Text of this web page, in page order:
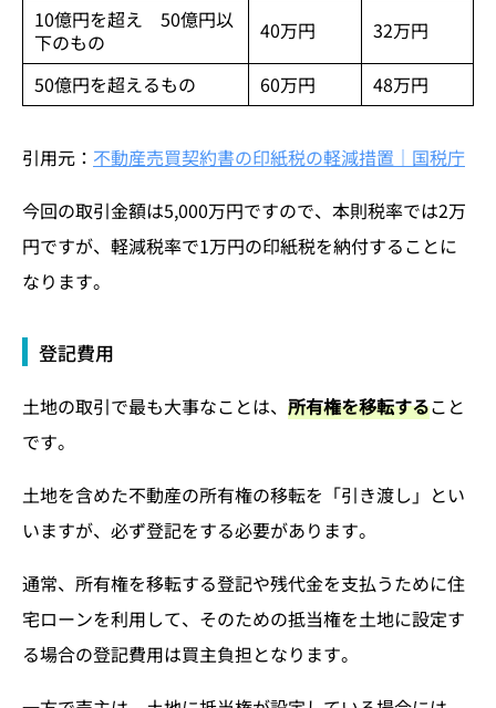
10億円を超え 50億円以
下のもの
40万円 32万円
50億円を超えるもの 60万円 48万円
引用元： 不動産売買契約書の印紙税の軽減措置｜国税庁
今回の取引金額は5,000万円ですので、本則税率では2万
円ですが、軽減税率で1万円の印紙税を納付することに
なります。
登記費用
土地の取引で最も大事なことは、 所有権を移転すること
です。
土地を含めた不動産の所有権の移転を「引き渡し」とい
いますが、必ず登記をする必要があります。
通常、所有権を移転する登記や残代金を支払うために住
宅ローンを利用して、そのための抵当権を土地に設定す
る場合の登記費用は買主負担となります。